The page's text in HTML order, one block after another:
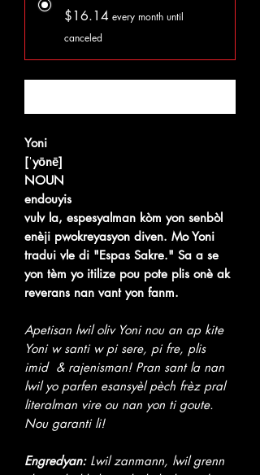
$16.14 every month until
canceled
Yoni
[ˈyōnē]
NOUN
endouyis
vulv la, espesyalman kòm yon senbòl
enèji pwokreyasyon diven. Mo Yoni
tradui vle di "Espas Sakre." Sa a se
yon tèm yo itilize pou pote plis onè ak
reverans nan vant yon fanm.
Apetisan lwil oliv Yoni nou an ap kite
Yoni w santi w pi sere, pi fre, plis
imid & rajenisman! Pran sant la nan
lwil yo parfen esansyèl pèch frèz pral
literalman vire ou nan yon ti goute.
Nou garanti li!
Engredyan: Lwil zanmann, lwil grenn